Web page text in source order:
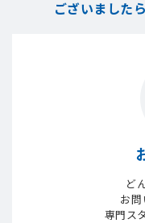
ございましたら
ど
お問
専門ス